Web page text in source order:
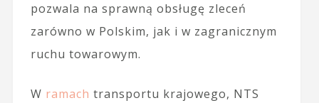
pozwala na sprawną obsługę zleceń
zarówno w Polskim, jak i w zagranicznym
ruchu towarowym.
W ramach transportu krajowego, NTS